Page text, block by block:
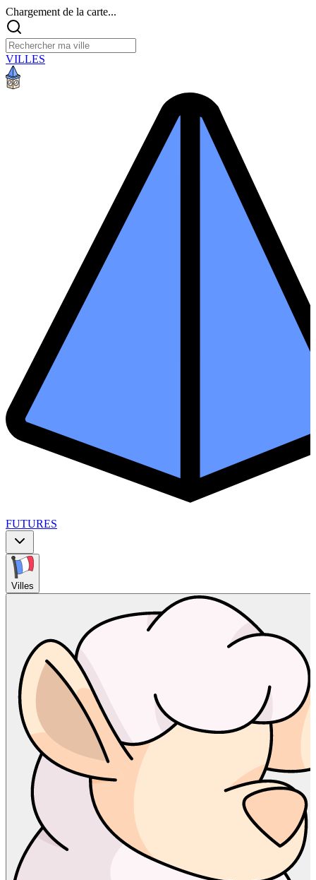
Chargement de la carte...
VILLES
FUTURES
Villes